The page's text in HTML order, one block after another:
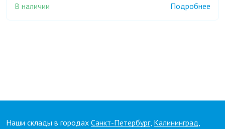
В наличии Подробнее
Наши склады в городах Санкт-Петербург, Калининград,